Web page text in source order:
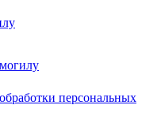
персональных